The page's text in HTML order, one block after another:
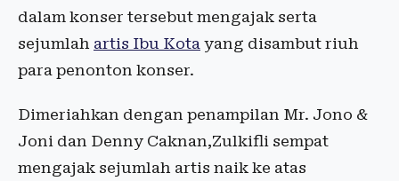
dalam konser tersebut mengajak serta
sejumlah artis Ibu Kota yang disambut riuh
para penonton konser.
Dimeriahkan dengan penampilan Mr. Jono &
Joni dan Denny Caknan,Zulkifli sempat
mengajak sejumlah artis naik ke atas